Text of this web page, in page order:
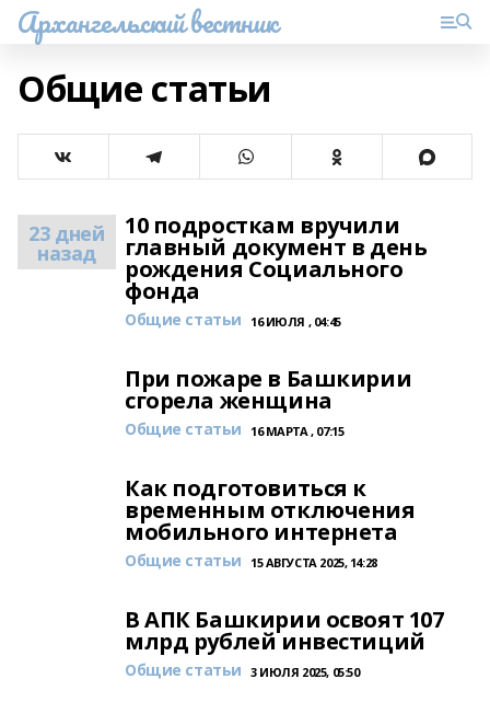
Архангельский вестник
Общие статьи
23 дней
назад
10 подросткам вручили
главный документ в день
рождения Социального
фонда
Общие статьи 16 ИЮЛЯ , 04:45
При пожаре в Башкирии
сгорела женщина
Общие статьи 16 МАРТА , 07:15
Как подготовиться к
временным отключения
мобильного интернета
Общие статьи 15 АВГУСТА 2025, 14:28
В АПК Башкирии освоят 107
млрд рублей инвестиций
Общие статьи 3 ИЮЛЯ 2025, 05:50